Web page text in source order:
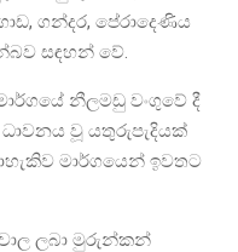
ගන්දර, පේරාදෙණිය
සඳහන් වේ.
නීලමඩු වංගුවේ දී
වූ යතුරුපැදියක්
මාර්ගයෙන් ඉවතට
ලබා මුරුන්කන්